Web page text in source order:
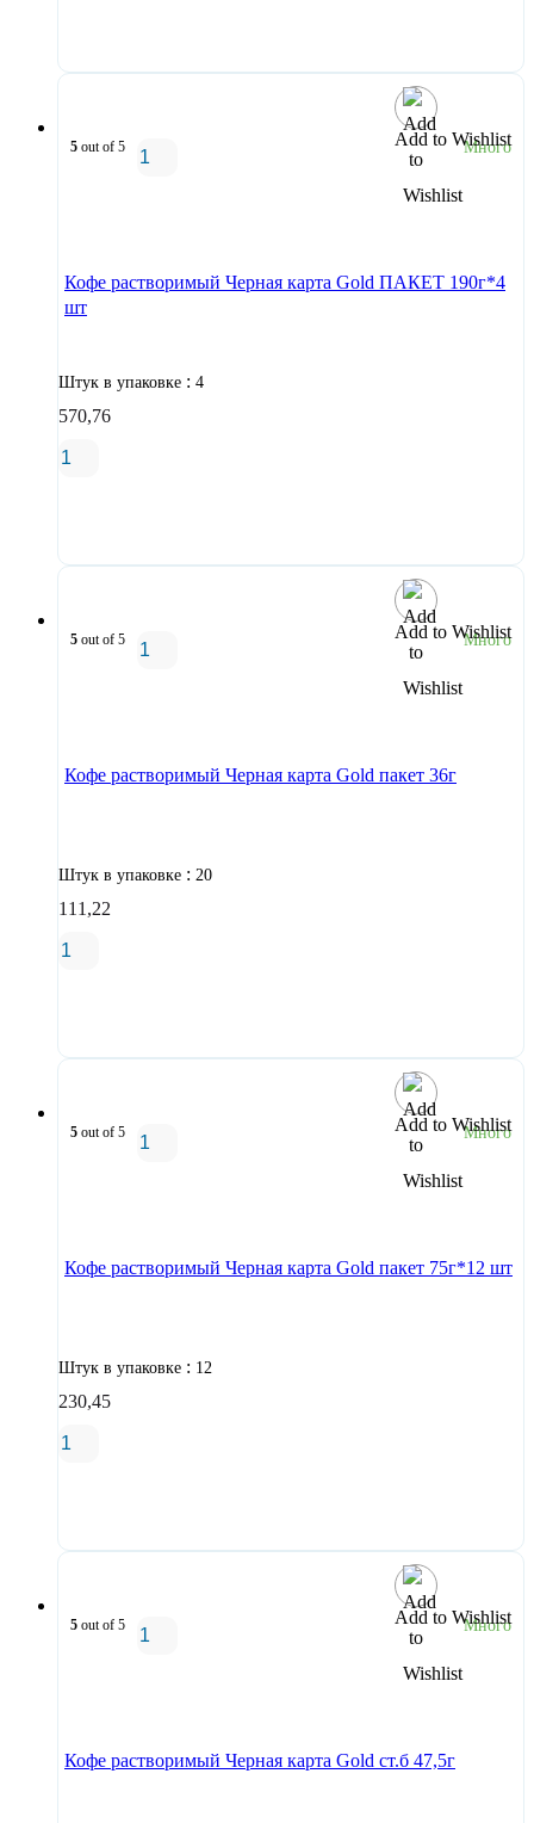
Add to Wishlist
5 out of 5 Много
Кофе растворимый Черная карта Gold ПАКЕТ 190г*4
шт
Штук в упаковке : 4
570,76
Add to Wishlist
5 out of 5 Много
Кофе растворимый Черная карта Gold пакет 36г
Штук в упаковке : 20
111,22
Add to Wishlist
5 out of 5 Много
Кофе растворимый Черная карта Gold пакет 75г*12 шт
Штук в упаковке : 12
230,45
Add to Wishlist
5 out of 5 Много
Кофе растворимый Черная карта Gold ст.б 47,5г